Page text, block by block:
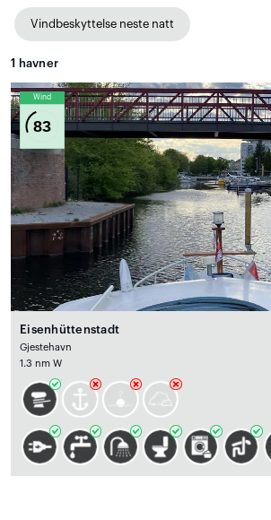
Vindbeskyttelse neste natt
1 havner
Wind
83
Eisenhüttenstadt
Gjestehavn
1.3 nm W